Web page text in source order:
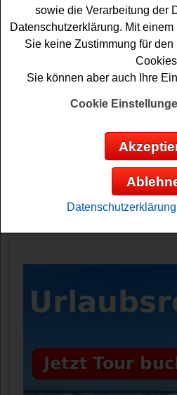
Falls Sie bei dem Lidl
teilnehmen möchten, müssen
Formular ausfüllen und den
abonnieren. Vielleicht haben
einen derGutscheine, die
neues Auto gewinnen? Auf
LIDL verlost ein neues
Aceman SE, eine
sowie die Verarbeitung der
Datenschutzerklärung. Mit
Sie keine Zustimmung für
Sie können aber auch Ihre
Cookie
Datenschutzerklärung